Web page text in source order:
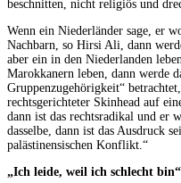
beschnitten, nicht religiös und
Wenn ein Niederländer sage, er
Nachbarn, so Hirsi Ali, dann
aber ein in den Niederlanden
Marokkanern leben, dann werde
Gruppenzugehörigkeit“
rechtsgerichteter Skinhead auf
dann ist das rechtsradikal und er
dasselbe, dann ist das Ausdruck
palästinensischen Konflikt.“
„Ich leide, weil ich schlecht bin“